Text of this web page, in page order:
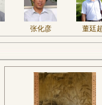
张化彦 董廷